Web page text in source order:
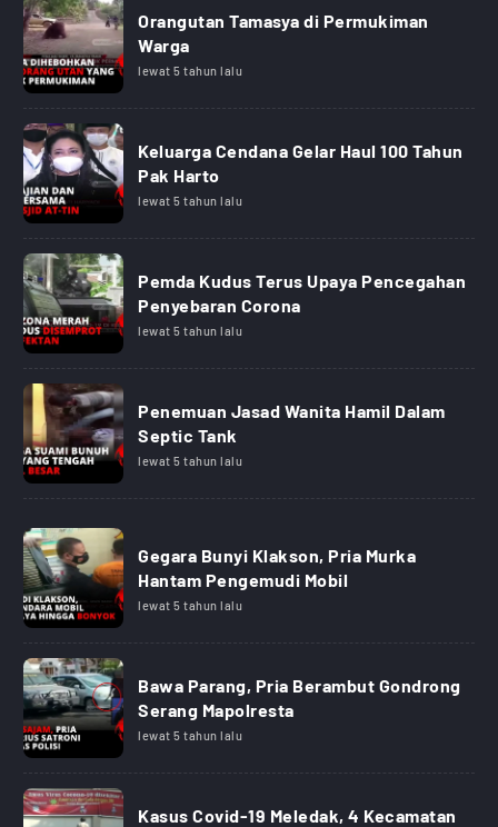
Orangutan Tamasya di Permukiman
Warga
lewat 5 tahun lalu
Keluarga Cendana Gelar Haul 100 Tahun
Pak Harto
lewat 5 tahun lalu
Pemda Kudus Terus Upaya Pencegahan
Penyebaran Corona
lewat 5 tahun lalu
Penemuan Jasad Wanita Hamil Dalam
Septic Tank
lewat 5 tahun lalu
Gegara Bunyi Klakson, Pria Murka
Hantam Pengemudi Mobil
lewat 5 tahun lalu
Bawa Parang, Pria Berambut Gondrong
Serang Mapolresta
lewat 5 tahun lalu
Kasus Covid-19 Meledak, 4 Kecamatan